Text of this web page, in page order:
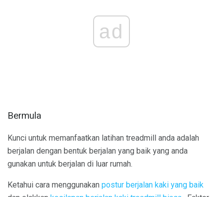
ad
Bermula
Kunci untuk memanfaatkan latihan treadmill anda adalah
berjalan dengan bentuk berjalan yang baik yang anda
gunakan untuk berjalan di luar rumah.
Ketahui cara menggunakan postur berjalan kaki yang baik